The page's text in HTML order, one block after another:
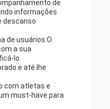
de
informações
descanso
de usuários.O
a sua
lo.
até lhe
com atletas e
must-have para